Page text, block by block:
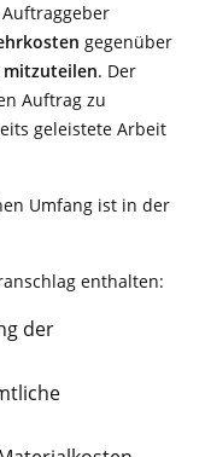
gegenüber
mitzuteilen. Der
Auftrag zu
geleistete Arbeit
Umfang ist in der
enthalten:
der